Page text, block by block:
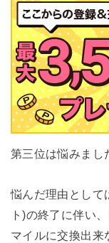
第三位は悩みまし
悩んだ理由として
ト)の終了に伴い
マイルに交換出来